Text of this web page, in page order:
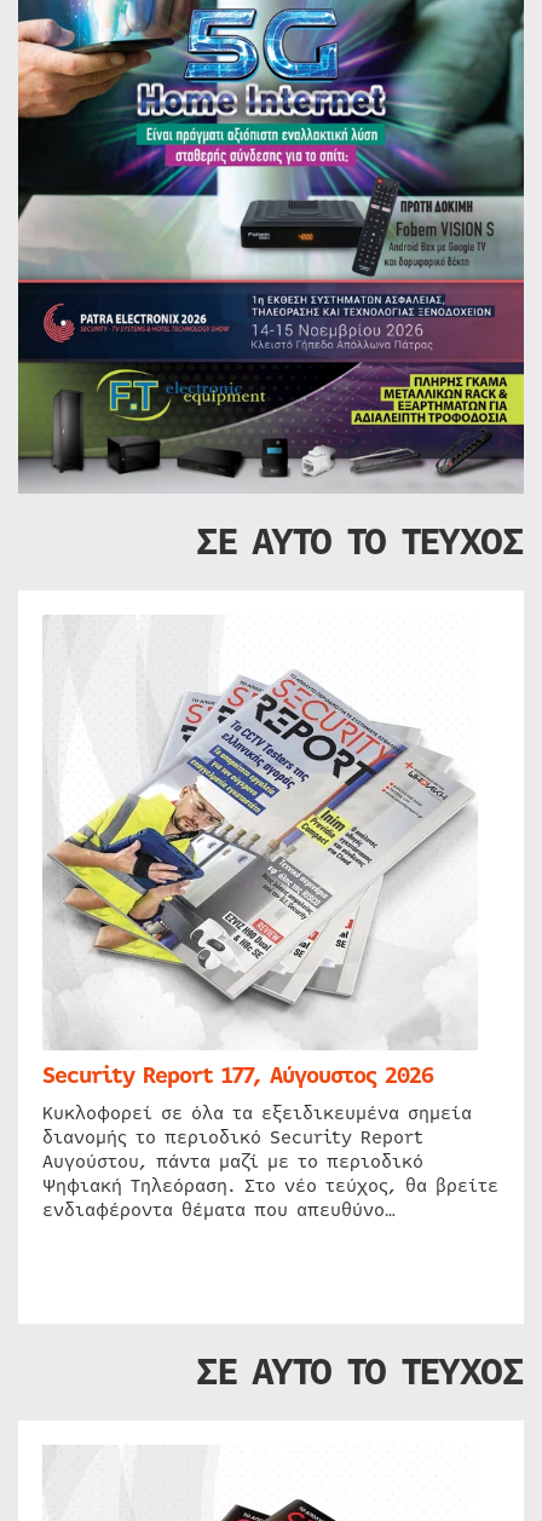
ΣΕ ΑΥΤΟ ΤΟ ΤΕΥΧΟΣ
Security Report 177, Αύγουστος 2026
Κυκλοφορεί σε όλα τα εξειδικευμένα σημεία
διανομής το περιοδικό Security Report
Αυγούστου, πάντα μαζί με το περιοδικό
Ψηφιακή Τηλεόραση. Στο νέο τεύχος, θα βρείτε
ενδιαφέροντα θέματα που απευθύνο…
ΣΕ ΑΥΤΟ ΤΟ ΤΕΥΧΟΣ